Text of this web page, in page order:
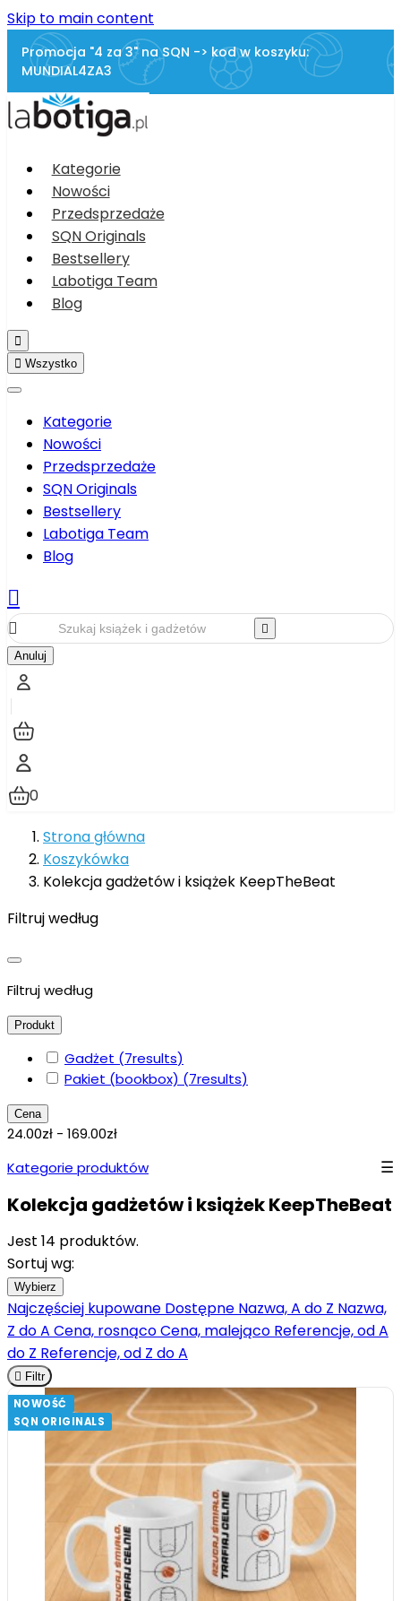
Skip to main content
Promocja "4 za 3" na SQN -> kod w koszyku:
MUNDIAL4ZA3
Kategorie
Nowości
Przedsprzedaże
SQN Originals
Bestsellery
Labotiga Team
Blog

 Wszystko
Kategorie
Nowości
Przedsprzedaże
SQN Originals
Bestsellery
Labotiga Team
Blog



Anuluj
0
Strona główna
Koszykówka
Kolekcja gadżetów i książek KeepTheBeat
Filtruj według
Filtruj według
Produkt
Gadżet (7results)
Pakiet (bookbox) (7results)
Cena
24.00zł - 169.00zł
Kategorie produktów
Kolekcja gadżetów i książek KeepTheBeat
Jest 14 produktów.
Sortuj wg:
Wybierz
Najczęściej kupowane Dostępne Nazwa, A do Z Nazwa,
Z do A Cena, rosnącoCena, malejąco Referencje, od A
do Z Referencje, od Z do A
 Filtr
NOWOŚĆ
SQN ORIGINALS